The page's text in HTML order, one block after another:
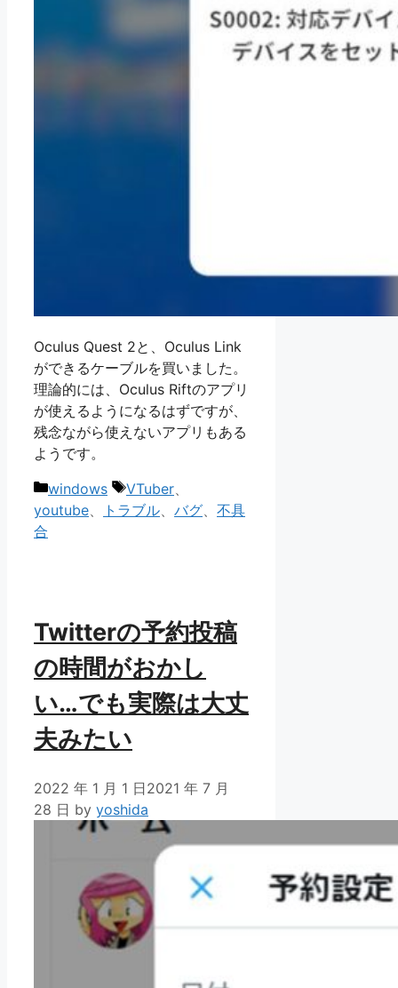
Oculus Quest 2と、Oculus Link
ができるケーブルを買いました。
理論的には、Oculus Riftのアプリ
が使えるようになるはずですが、
残念ながら使えないアプリもある
ようです。
カ
テ
windows
タ
グ
VTuber
youtube
トラブル バグ
不具
合
Twitterの予約投稿
の時間がおかし
い…でも実際は大丈
夫みたい
2022 年 1 月 1 日2021 年 7 月
28 日 by yoshida